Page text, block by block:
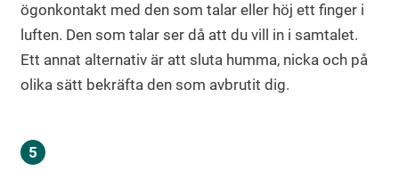
ögonkontakt med den som talar eller höj ett finger i
luften. Den som talar ser då att du vill in i samtalet.
Ett annat alternativ är att sluta humma, nicka och på
olika sätt bekräfta den som avbrutit dig.